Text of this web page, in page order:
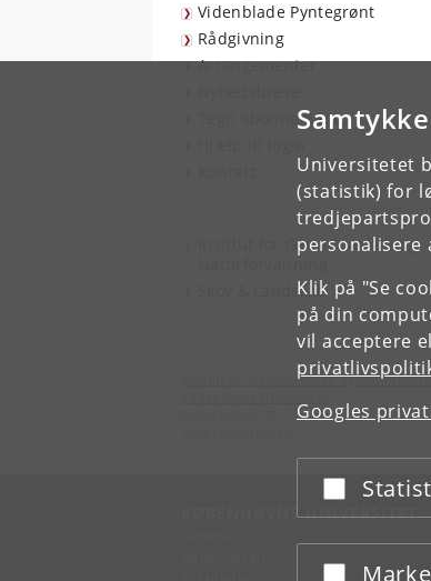
Universitetet
(statistik) for
personalisere
Klik på "Se
på din
vil acceptere
Googles
Acceptér
Acceptér
Videnblade Pyntegrønt
Rådgivning
Arrangementer
Tegn abonnement
Institut for Geovidenskab og
Skov & Landskab
Institut for Geovidenskab og
KØBENHAVNS UNIVERSITET